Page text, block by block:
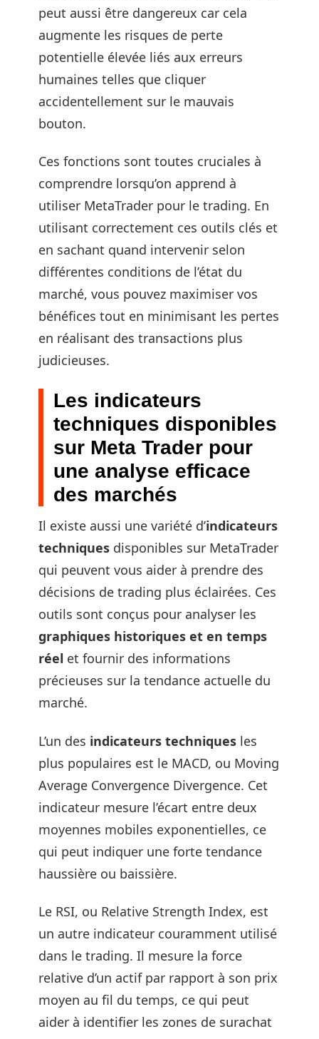
peut aussi être dangereux car cela
augmente les risques de perte
potentielle élevée liés aux erreurs
humaines telles que cliquer
accidentellement sur le mauvais
bouton.
Ces fonctions sont toutes cruciales à
comprendre lorsqu’on apprend à
utiliser MetaTrader pour le trading. En
utilisant correctement ces outils clés et
en sachant quand intervenir selon
différentes conditions de l’état du
marché, vous pouvez maximiser vos
bénéfices tout en minimisant les pertes
en réalisant des transactions plus
judicieuses.
Les indicateurs
techniques disponibles
sur Meta Trader pour
une analyse efficace
des marchés
Il existe aussi une variété d’indicateurs
techniques disponibles sur MetaTrader
qui peuvent vous aider à prendre des
décisions de trading plus éclairées. Ces
outils sont conçus pour analyser les
graphiques historiques et en temps
réel et fournir des informations
précieuses sur la tendance actuelle du
marché.
L’un des indicateurs techniques les
plus populaires est le MACD, ou Moving
Average Convergence Divergence. Cet
indicateur mesure l’écart entre deux
moyennes mobiles exponentielles, ce
qui peut indiquer une forte tendance
haussière ou baissière.
Le RSI, ou Relative Strength Index, est
un autre indicateur couramment utilisé
dans le trading. Il mesure la force
relative d’un actif par rapport à son prix
moyen au fil du temps, ce qui peut
aider à identifier les zones de surachat